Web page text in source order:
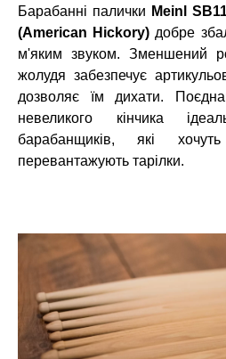
Барабанні палички Meinl
(American Hickory) добре
м'яким звуком. Зменшений
жолудя забезпечує
дозволяє їм дихати.
невеликого кінчика
барабанщиків, які
перевантажують тарілки.